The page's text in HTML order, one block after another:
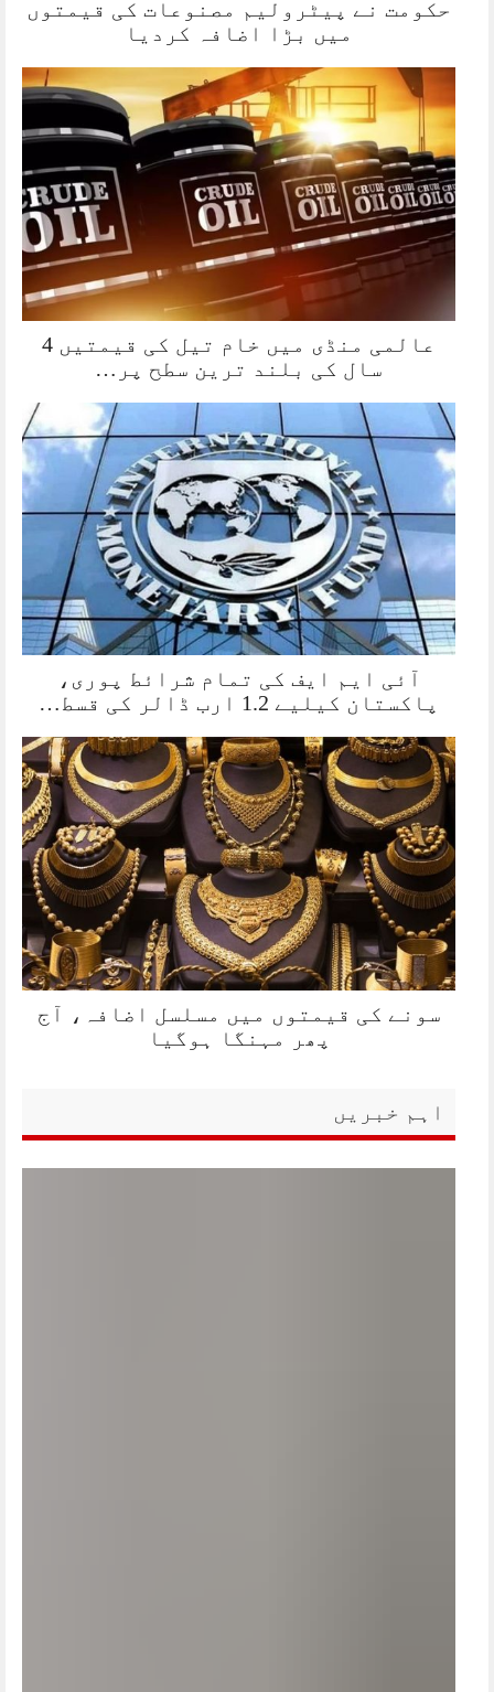
حکومت نے پیٹرولیم مصنوعات کی قیمتوں
میں بڑا اضافہ کردیا
عالمی منڈی میں خام تیل کی قیمتیں 4
سال کی بلند ترین سطح پر…
آئی ایم ایف کی تمام شرائط پوری،
پاکستان کیلیے 1.2 ارب ڈالر کی قسط…
سونے کی قیمتوں میں مسلسل اضافہ، آج
پھر مہنگا ہوگیا
اہم خبریں